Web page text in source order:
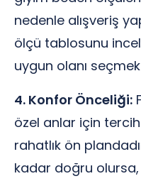
nedenle alışveriş
ölçü tablosunu
uygun olanı
4. Konfor Önceliği:
özel anlar için
rahatlık ön
kadar doğru